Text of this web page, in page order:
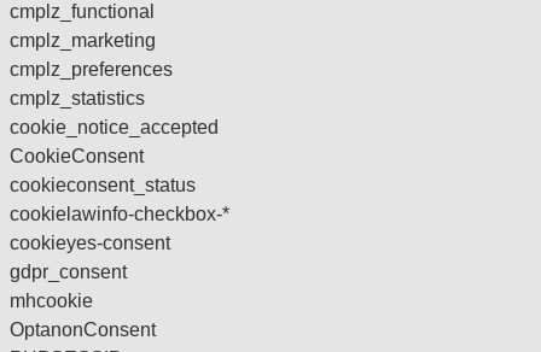
cmplz_functional
cmplz_marketing
cmplz_preferences
cmplz_statistics
cookie_notice_accepted
CookieConsent
cookieconsent_status
cookielawinfo-checkbox-*
cookieyes-consent
gdpr_consent
mhcookie
OptanonConsent